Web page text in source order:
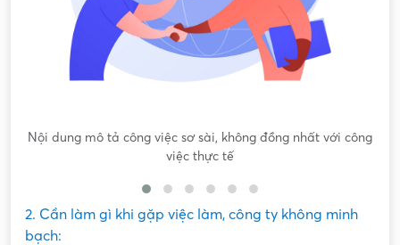
Nội dung mô tả công việc sơ sài, không đồng nhất với công
việc thực tế
2. Cần làm gì khi gặp việc làm, công ty không minh
bạch: